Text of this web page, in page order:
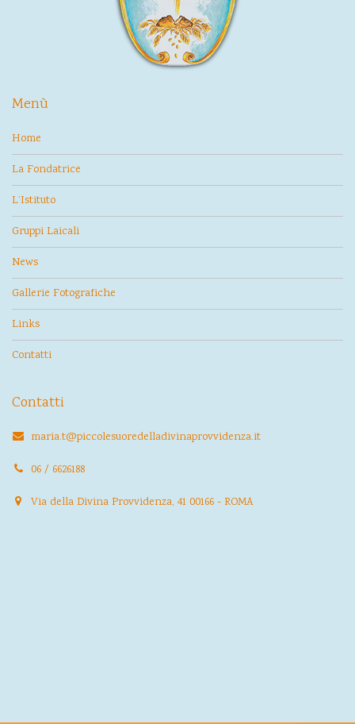
Menù
Home
La Fondatrice
L’Istituto
Gruppi Laicali
News
Gallerie Fotografiche
Links
Contatti
Contatti
maria.t@piccolesuoredelladivinaprovvidenza.it
06 / 6626188
Via della Divina Provvidenza, 41 00166 - ROMA